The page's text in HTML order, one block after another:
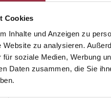
Cookies
Inhalte und Anzeigen zu
Website zu analysieren.
soziale Medien, Werbung
Daten zusammen, die Sie
Institute for